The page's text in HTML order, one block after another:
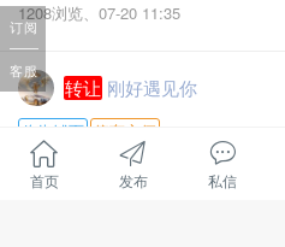
1208浏览、 07-20 11:35
转让 刚好遇见你
临街铺面 停车方便
行业 :
酒店餐饮
旺铺转让，因另有发展位于江
首页 发布 私信
订阅
客服